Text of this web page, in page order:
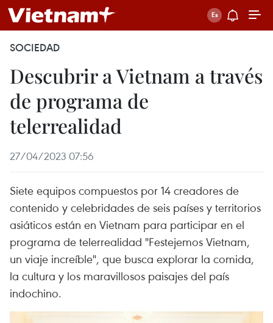
SOCIEDAD
Descubrir a Vietnam a través
de programa de
telerrealidad
27/04/2023 07:56
Siete equipos compuestos por 14 creadores de
contenido y celebridades de seis países y territorios
asiáticos están en Vietnam para participar en el
programa de telerrealidad "Festejemos Vietnam,
un viaje increíble", que busca explorar la comida,
la cultura y los maravillosos paisajes del país
indochino.